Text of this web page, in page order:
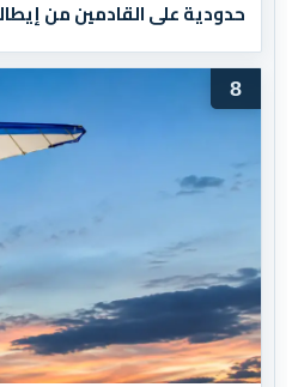
حدودية على القادمين من
8